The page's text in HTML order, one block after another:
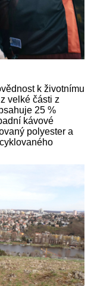
k životnímu
velké části z
25 %
kávové
polyester a